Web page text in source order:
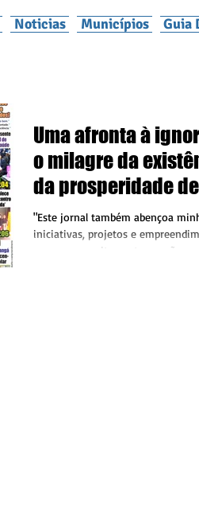
Noticias Municípios Guia
Uma afronta à
o milagre da
da prosperidade
jornal que é nosso
"Este jornal também abençoa
iniciativas, projetos e
essas — e muitas outras razões —